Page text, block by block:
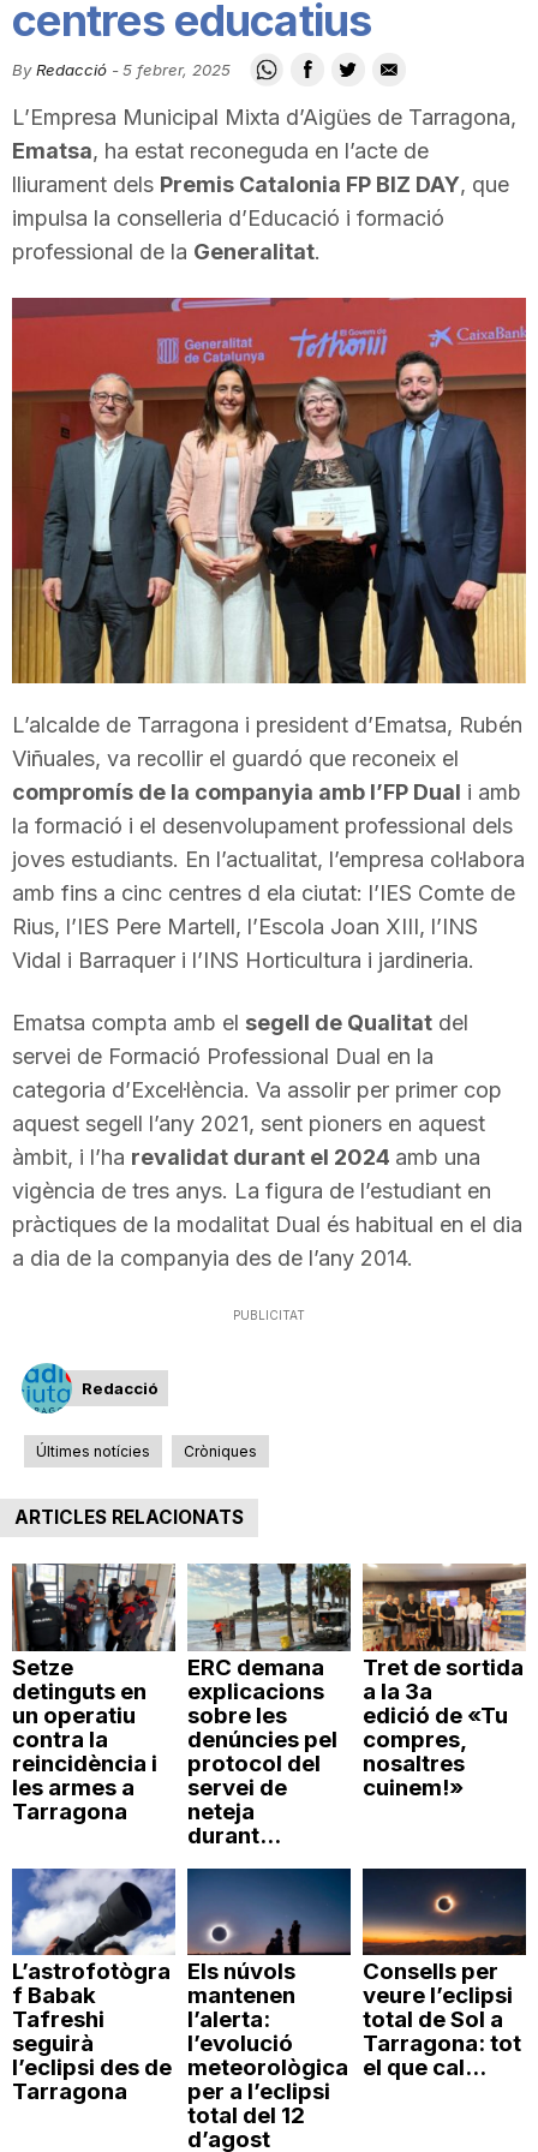
i
t
a
e
r
r
a
o
n
a
centres educatius
By Redacció -5 febrer, 2025
L’Empresa Municipal Mixta d’Aigües de Tarragona,
Ematsa, ha estat reconeguda en l’acte de
lliurament dels Premis Catalonia FP BIZ DAY, que
impulsa la conselleria d’Educació i formació
professional de la Generalitat.
L’alcalde de Tarragona i president d’Ematsa, Rubén
Viñuales, va recollir el guardó que reconeix el
compromís de la companyia amb l’FP Dual i amb
la formació i el desenvolupament professional dels
joves estudiants. En l’actualitat, l’empresa col·labora
amb fins a cinc centres d ela ciutat: l’IES Comte de
Rius, l’IES Pere Martell, l’Escola Joan XIII, l’INS
Vidal i Barraquer i l’INS Horticultura i jardineria.
Ematsa compta amb el segell de Qualitat del
servei de Formació Professional Dual en la
categoria d’Excel·lència. Va assolir per primer cop
aquest segell l’any 2021, sent pioners en aquest
àmbit, i l’ha revalidat durant el 2024 amb una
vigència de tres anys. La figura de l’estudiant en
pràctiques de la modalitat Dual és habitual en el dia
a dia de la companyia des de l’any 2014.
PUBLICITAT
Redacció
Últimes notícies Cròniques
ARTICLES RELACIONATS
Setze
detinguts en
un operatiu
contra la
reincidència i
les armes a
Tarragona
ERC demana
explicacions
sobre les
denúncies pel
protocol del
servei de
neteja
durant...
Tret de sortida
a la 3a
edició de «Tu
compres,
nosaltres
cuinem!»
L’astrofotògra
f Babak
Tafreshi
seguirà
l’eclipsi des de
Tarragona
Els núvols
mantenen
l’alerta:
l’evolució
meteorològica
per a l’eclipsi
total del 12
d’agost
Consells per
veure l’eclipsi
total de Sol a
Tarragona: tot
el que cal...